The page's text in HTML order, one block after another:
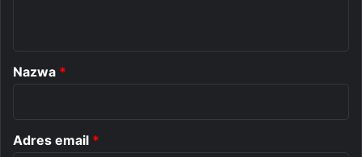
r
Nazwa *
Adres email *